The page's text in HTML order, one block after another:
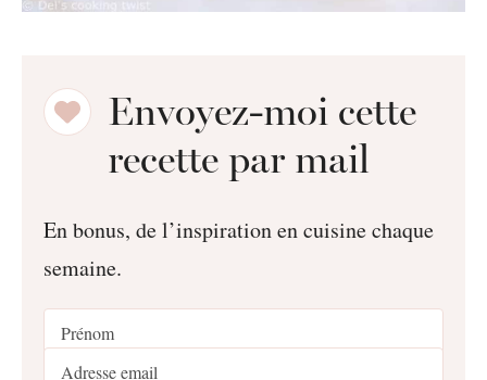
Envoyez-moi cette
recette par mail
En bonus, de l’inspiration en cuisine chaque
semaine.